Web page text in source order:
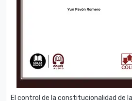
El control de la constitucionalidad de